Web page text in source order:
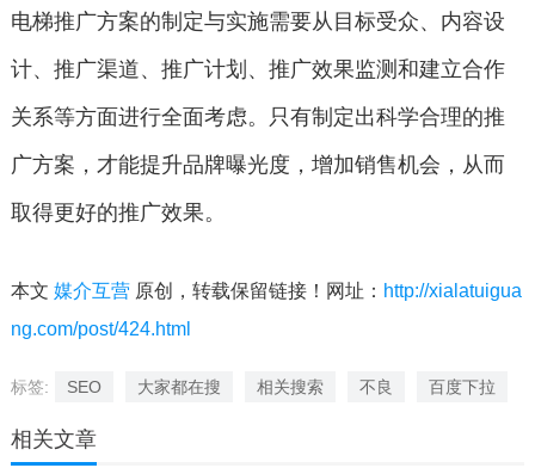
电梯推广方案的制定与实施需要从目标受众、内容设
计、推广渠道、推广计划、推广效果监测和建立合作
关系等方面进行全面考虑。只有制定出科学合理的推
广方案，才能提升品牌曝光度，增加销售机会，从而
取得更好的推广效果。
本文 媒介互营原创，转载保留链接！网址： http://xialatuigua
ng.com/post/424.html
标签: SEO 大家都在搜 相关搜索 不良 百度下拉
相关文章